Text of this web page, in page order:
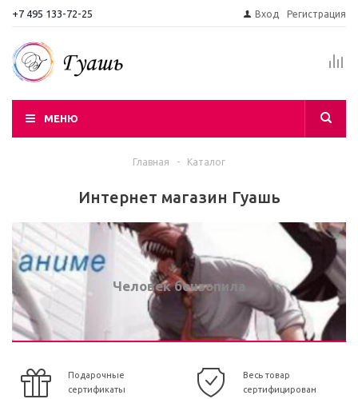
+7 495 133-72-25 Вход Регистрация
МЕНЮ
Главная - Каталог
Интернет магазин Гуашь
Человек бензопила
Подарочные
сертификаты
Весь товар
сертифицирован